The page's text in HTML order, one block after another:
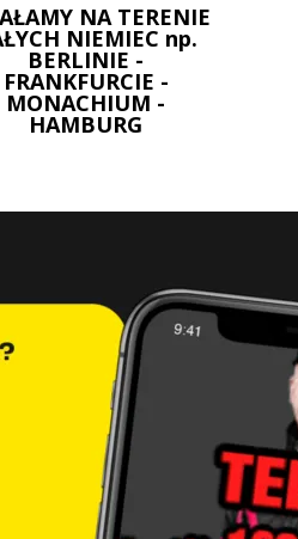
NA TERENIE
NIEMIEC np.
BERLINIE -
FRANKFURCIE -
MONACHIUM -
HAMBURG